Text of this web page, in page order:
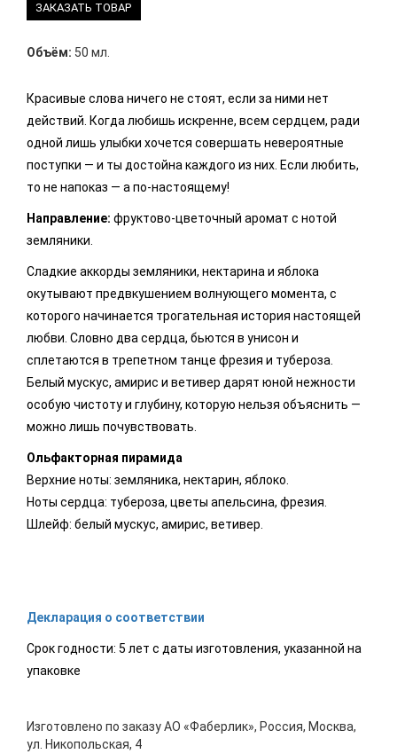
ЗАКАЗАТЬ ТОВАР
Объём: 50 мл.
Красивые слова ничего не стоят, если за ними нет
действий. Когда любишь искренне, всем сердцем, ради
одной лишь улыбки хочется совершать невероятные
поступки — и ты достойна каждого из них. Если любить,
то не напоказ — а по-настоящему!
Направление: фруктово-цветочный аромат с нотой
земляники.
Сладкие аккорды земляники, нектарина и яблока
окутывают предвкушением волнующего момента, с
которого начинается трогательная история настоящей
любви. Словно два сердца, бьются в унисон и
сплетаются в трепетном танце фрезия и тубероза.
Белый мускус, амирис и ветивер дарят юной нежности
особую чистоту и глубину, которую нельзя объяснить —
можно лишь почувствовать.
Ольфакторная пирамида
Верхние ноты: земляника, нектарин, яблоко.
Ноты сердца: тубероза, цветы апельсина, фрезия.
Шлейф: белый мускус, амирис, ветивер.
Декларация о соответствии
Срок годности: 5 лет с даты изготовления, указанной на
упаковке
Изготовлено по заказу АО «Фаберлик», Россия, Москва,
ул. Никопольская, 4